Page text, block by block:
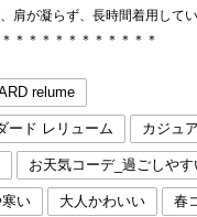
肩が凝らず、長時間着用してい
＊＊＊＊＊＊＊＊＊＊＊
relume
ード レリューム カジュ
お天気コーデ_過ごしやす
い 大人かわいい 春